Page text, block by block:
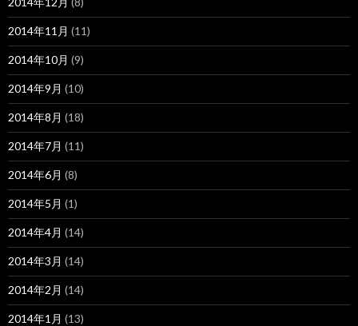
2014年11月 (11)
2014年10月 (9)
2014年9月 (10)
2014年8月 (18)
2014年7月 (11)
2014年6月 (8)
2014年5月 (1)
2014年4月 (14)
2014年3月 (14)
2014年2月 (14)
2014年1月 (13)